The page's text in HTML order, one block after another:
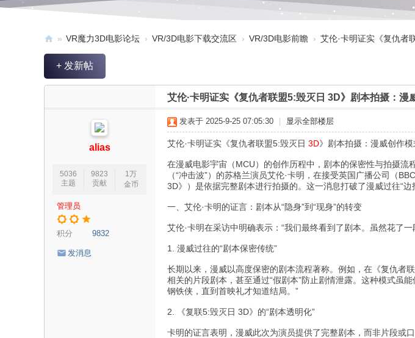
V
» VR魔力3D电影论坛 › VR/3D电影下载交流区 › VR/3D电影前瞻 › 艾伦·卡明证实《复仇者
+ 发新帖
艾伦·卡明证实《复仇者联盟5:毁灭日 3D》剧本拍摄：漫
alias
5036
主题
9823
贡献
1万
金币
管理员
积分 9832
发消息
发表于 2025-9-25 07:05:30 显示全部楼层
艾伦·卡明证实《复仇者联盟5:毁灭日 3D》剧本拍摄：漫威创作
在漫威电影宇宙（MCU）的创作历程中，剧本的保密性与拍摄
（“冲击波”）的苏格兰演员艾伦·卡明，在接受英国广播公司（
3D》）是依据完整剧本进行拍摄的。这一消息打破了漫威过往“
一、艾伦·卡明的证言：剧本从“隐身”到“现身”的转变
艾伦·卡明在采访中明确表示：“我们最终看到了剧本。虽然花了
1. 漫威过往的“剧本保密传统”
长期以来，漫威以高度保密的剧本流程著称。例如，在《复仇者
相关的片段剧本，甚至通过“假剧本”防止剧情泄露。这种模式虽
钢铁侠，直到首映礼才知道结局。”
2. 《复联5:毁灭日 3D》的“剧本透明化”
卡明的证言表明，漫威此次为演员提供了完整剧本，而非片段或